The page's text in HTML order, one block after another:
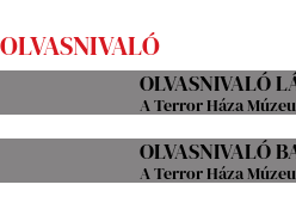
OLVASNIVALÓ
OLVASNIVALÓ
A Terror Háza
OLVASNIVALÓ
A Terror Háza